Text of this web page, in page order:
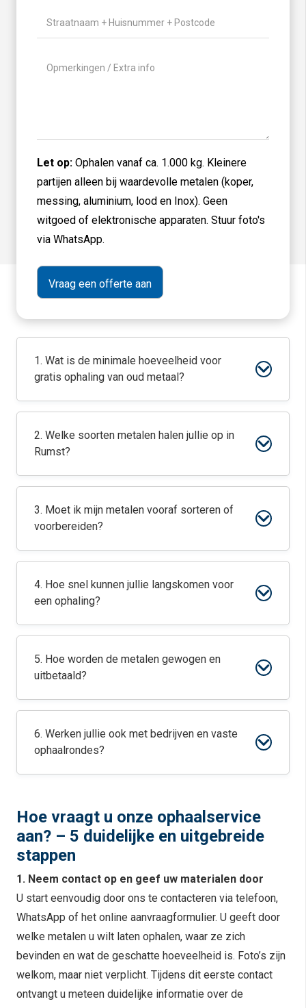
Locatie(Vereist)
Geen
Let op: Ophalen vanaf ca. 1.000 kg. Kleinere
partijen alleen bij waardevolle metalen (koper,
messing, aluminium, lood en Inox). Geen
witgoed of elektronische apparaten. Stuur foto's
via WhatsApp.
1. Wat is de minimale hoeveelheid voor
gratis ophaling van oud metaal?
2. Welke soorten metalen halen jullie op in
Rumst?
3. Moet ik mijn metalen vooraf sorteren of
voorbereiden?
4. Hoe snel kunnen jullie langskomen voor
een ophaling?
5. Hoe worden de metalen gewogen en
uitbetaald?
6. Werken jullie ook met bedrijven en vaste
ophaalrondes?
Hoe vraagt u onze ophaalservice
aan? – 5 duidelijke en uitgebreide
stappen
1. Neem contact op en geef uw materialen door
U start eenvoudig door ons te contacteren via telefoon,
WhatsApp of het online aanvraagformulier. U geeft door
welke metalen u wilt laten ophalen, waar ze zich
bevinden en wat de geschatte hoeveelheid is. Foto’s zijn
welkom, maar niet verplicht. Tijdens dit eerste contact
ontvangt u meteen duidelijke informatie over de